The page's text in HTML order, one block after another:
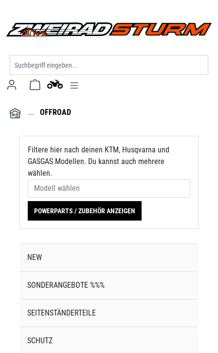
OFFROAD
Filtere hier nach deinen KTM, Husqvarna und
GASGAS Modellen. Du kannst auch mehrere
wählen.
POWERPARTS / ZUBEHÖR ANZEIGEN
NEW
SONDERANGEBOTE %%%
SEITENSTÄNDERTEILE
SCHUTZ